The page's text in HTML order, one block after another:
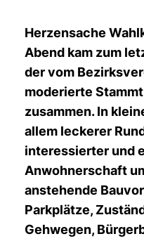
Herzensache
Abend kam zum
der vom
moderierte
zusammen. In
allem leckerer
interessierter und
Anwohnerschaft
anstehende
Parkplätze,
Gehwegen,